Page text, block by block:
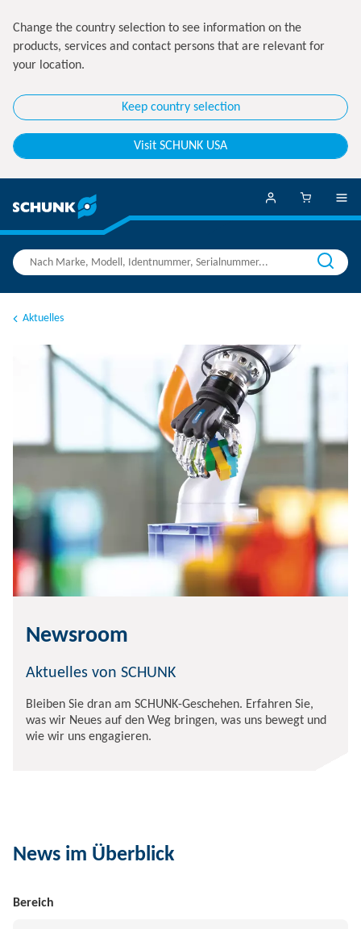
Change the country selection to see information on the
products, services and contact persons that are relevant for
your location.
Keep country selection
Visit SCHUNK USA
Aktuelles
Newsroom
Aktuelles von SCHUNK
Bleiben Sie dran am SCHUNK-Geschehen. Erfahren Sie,
was wir Neues auf den Weg bringen, was uns bewegt und
wie wir uns engagieren.
News im Überblick
Bereich